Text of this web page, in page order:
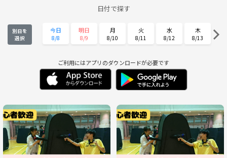
日付で探す
別日を
選択
今日
8/8
明日
8/9
月
8/10
火
8/11
水
8/12
木
8/13
8/14 8/15 8/16 8/17 8/18
木
8/20
金
8/21
日
8/23
月
8/24
8/26 8/27 8/28 8/29 8/30 8/31
水
9/2
木 金
9/4
日
9/6
ご利用にはアプリのダウンロードが必要です